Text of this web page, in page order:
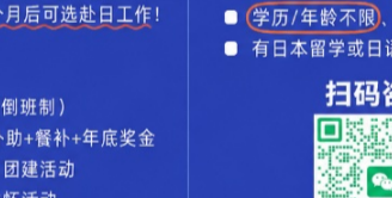
快捷申请服务模式，即在线提交认
版。不需要为了这份认证跑断腿